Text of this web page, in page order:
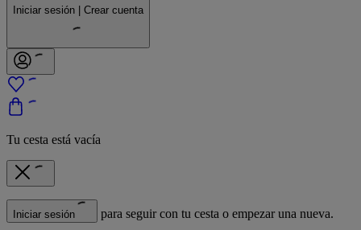
Iniciar sesión | Crear cuenta
Tu cesta está vacía
Iniciar sesión para seguir con tu cesta o empezar una nueva.